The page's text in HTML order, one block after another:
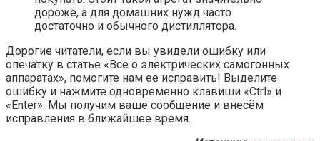
дороже, а для домашних нужд часто
достаточно и обычного дистиллятора.
Дорогие читатели, если вы увидели ошибку или
опечатку в статье «Все о электрических самогонных
аппаратах», помогите нам ее исправить! Выделите
ошибку и нажмите одновременно клавиши «Ctrl» и
«Enter». Мы получим ваше сообщение и внесём
исправления в ближайшее время.